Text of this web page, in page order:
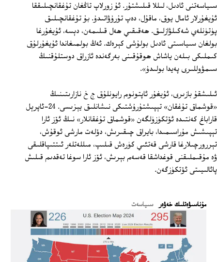
سىياسەتنى ئادىل، لىللا قىلىشتۇر. ئۇ زورلاپ تاڭغان تۇغقانچىلىققا
ئۇيغۇرلار ئامال يوق، ماقۇل، دەپ تۇرۇۋاتىدۇ. بۇ تۇغقانچىلىق
پۈتۈنلەي شەكىلۋازلىق. ھەقىقىي ھەل قىلىمەن، دېسە، ئۇيغۇرغا
بولغان سىياسىتى ئادىل بولۇشى كېرەك. ئەڭ بولمىغاندا ئۇيغۇرلۇق
كىملىكى بىلەن ياشاش ھوقۇقىنى بەرگەندە ئازراق دوستلۇقنىڭ
سىمۋوللىرى پەيدا بولىدۇ».
ئىلىشقۇ بازىرى، ئۇيغۇر ئاپتونوم رايونلۇق ج خ نازارىتىنىڭ
«قوشماق تۇغقان» تېپىشتۇرۇشتىكى نىشانلىق يېزىسى. 24-ئاپرېل
قاراباغ كەنتىدە ئۆتكۈزۈلگەن «قوشماق تۇغقانلار» نىڭ ئۆز ئارا
تېپىشىش مۇراسىمىدا، بايراق چىقىرىش، دۆلەت مارشى ئوقۇش،
تېررورچىلارغا قارشى قەتئىي كۈرەش قىلىپ، مىللەتلەر ئىتتىپاقلىقى
ۋە مۇقىملىقنى قوغداشقا قەسەم بېرىش، ئۆز ئارا سوغا تەقدىم قىلىش
پائالىيىتى ئۆتكۈزگەن.
ﻣﯘﻧﺎﺳﯩﯟﻩﺗﻠﯩﻚ ﺧﻪﯞﻩﺭ سىياسەت